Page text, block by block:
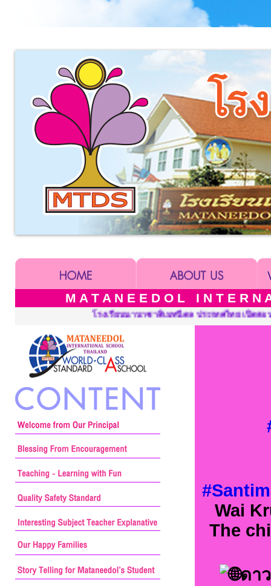
M A T A N E E D O L I N T E R
ระเทศไทย เปิดสอนระดับ เนอร์สเซอรี่ อนุบาล ประถมศึกษาและมัธ
Wai
The
ดา